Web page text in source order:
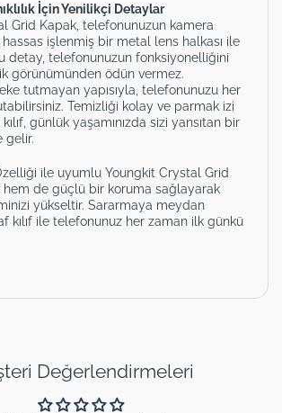
İçin Yenilikçi Detaylar
Grid Kapak, telefonunuzun kamera
işlenmiş bir metal lens halkası ile
detay, telefonunuzun fonksiyonelliğini
görünümünden ödün vermez.
tutmayan yapısıyla, telefonunuzu her
Temizliği kolay ve parmak izi
günlük yaşamınızda sizi yansıtan bir
gelir.
ile uyumlu Youngkit Crystal Grid
hem de güçlü bir koruma sağlayarak
yükseltir. Sararmaya meydan
kılıf ile telefonunuz her zaman ilk günkü
Değerlendirmeleri